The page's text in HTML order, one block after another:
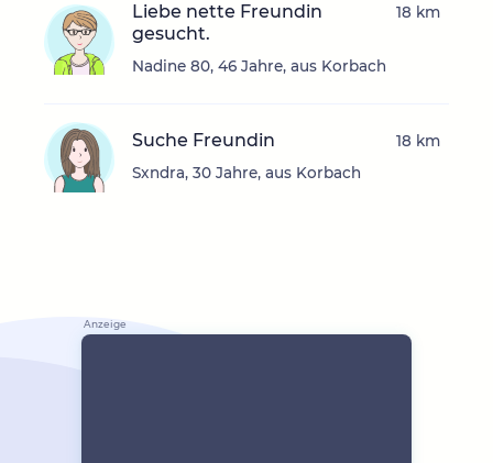
Liebe nette Freundin
gesucht.
Nadine 80, 46 Jahre, aus Korbach
18 km
Suche Freundin
Sxndra, 30 Jahre, aus Korbach
18 km